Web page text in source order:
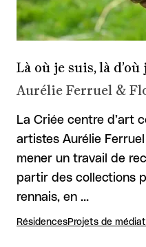
Là où je suis, là
Aurélie Ferruel &
La Criée centre d’art
artistes Aurélie
mener un travail de
partir des collections
rennais, en …
RésidencesProjets de